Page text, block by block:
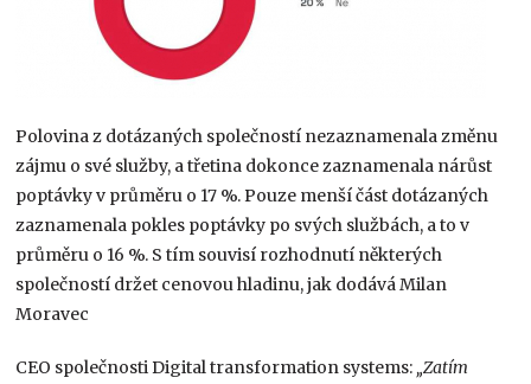
Polovina z dotázaných společností nezaznamenala změnu
zájmu o své služby, a třetina dokonce zaznamenala nárůst
poptávky v průměru o 17 %. Pouze menší část dotázaných
zaznamenala pokles poptávky po svých službách, a to v
průměru o 16 %. S tím souvisí rozhodnutí některých
společností držet cenovou hladinu, jak dodává Milan
Moravec
CEO společnosti Digital transformation systems: „Zatím